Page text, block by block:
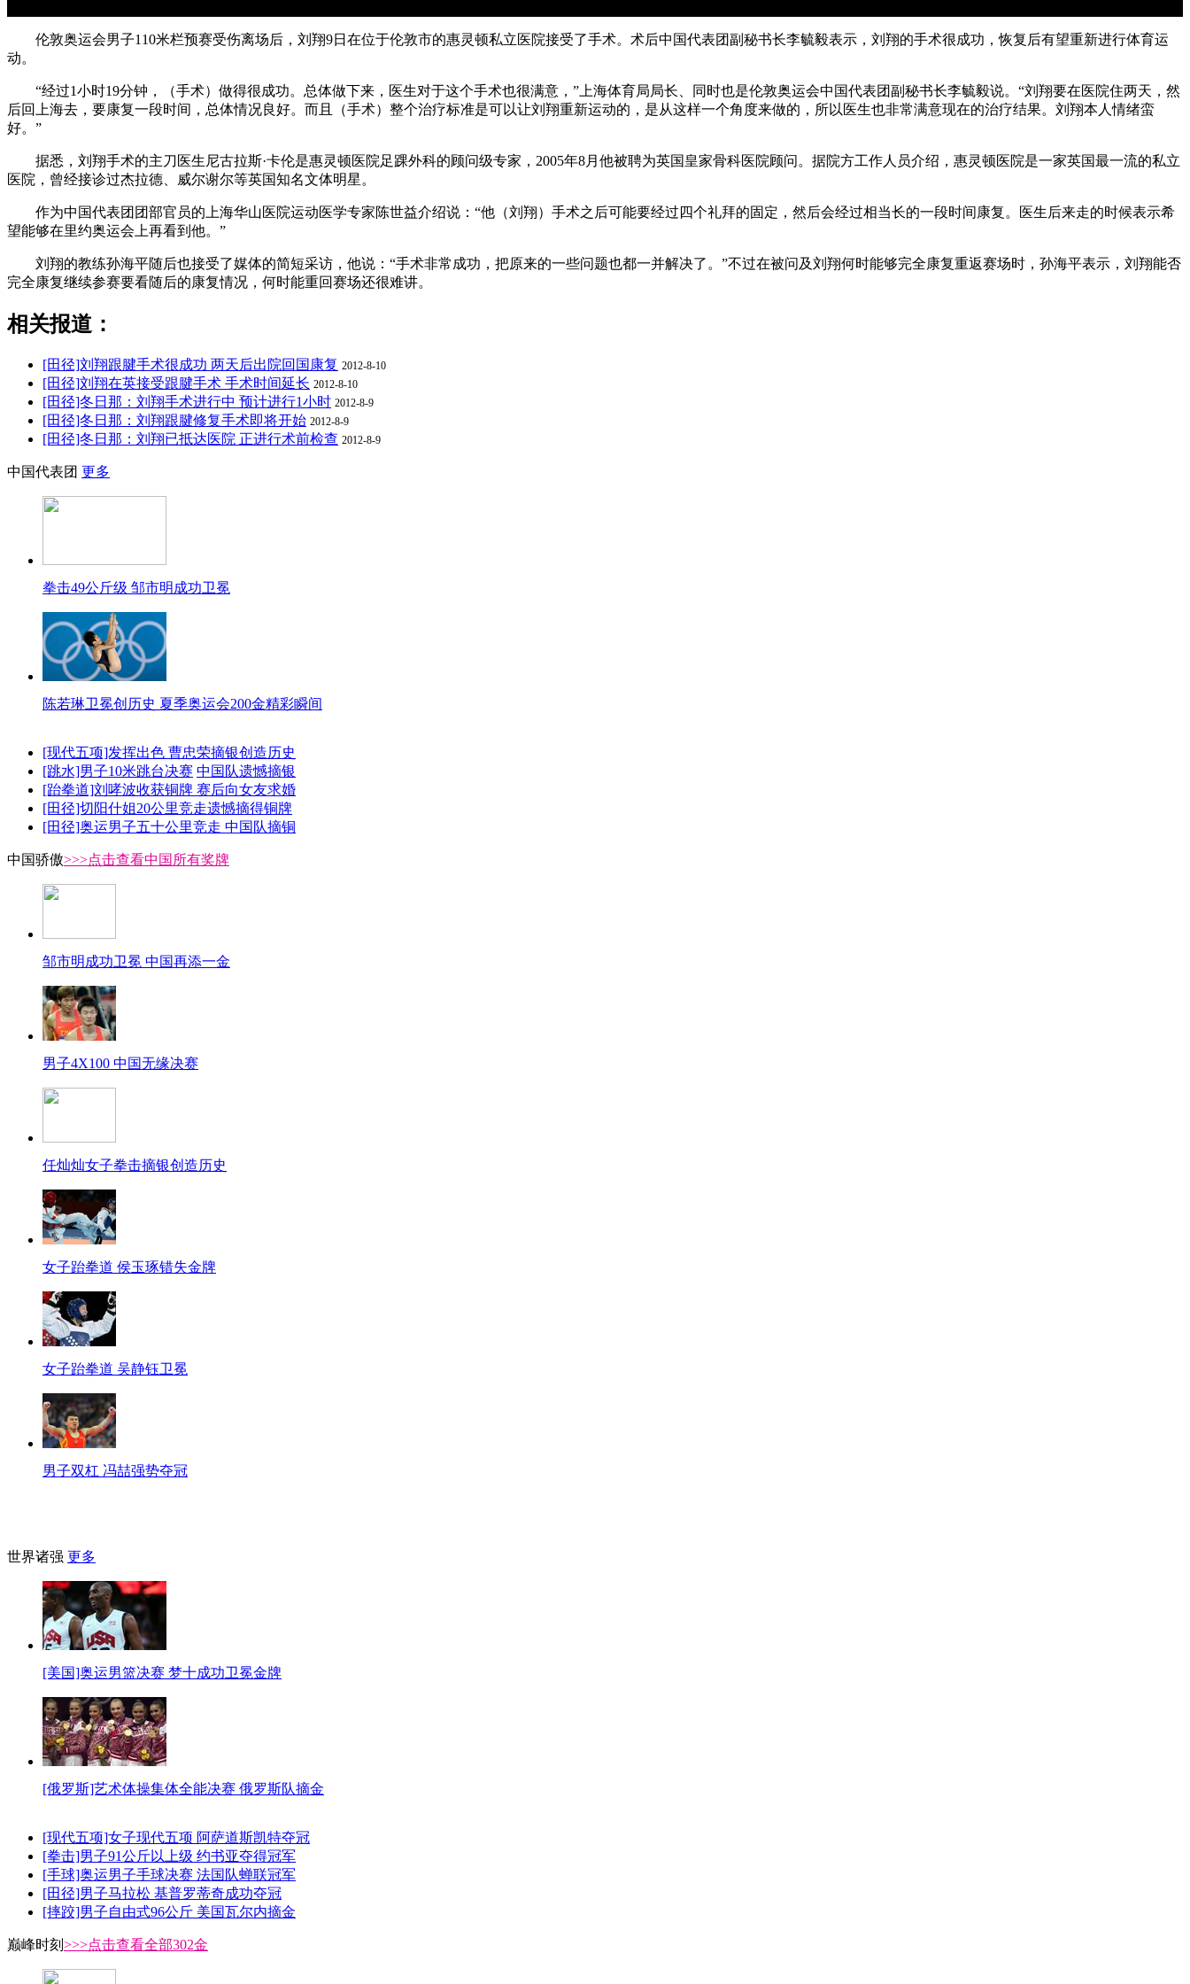
伦敦奥运会男子110米栏预赛受伤离场后，刘翔9日在位于伦敦市的惠灵顿私立医院接受了手术。术后中国代表团副秘书长李毓毅表示，刘翔的手术很成功，恢复后有望重新进行体育运
动。
“经过1小时19分钟，（手术）做得很成功。总体做下来，医生对于这个手术也很满意，”上海体育局局长、同时也是伦敦奥运会中国代表团副秘书长李毓毅说。“刘翔要在医院住两天，然
后回上海去，要康复一段时间，总体情况良好。而且（手术）整个治疗标准是可以让刘翔重新运动的，是从这样一个角度来做的，所以医生也非常满意现在的治疗结果。刘翔本人情绪蛮
好。”
据悉，刘翔手术的主刀医生尼古拉斯·卡伦是惠灵顿医院足踝外科的顾问级专家，2005年8月他被聘为英国皇家骨科医院顾问。据院方工作人员介绍，惠灵顿医院是一家英国最一流的私立
医院，曾经接诊过杰拉德、威尔谢尔等英国知名文体明星。
作为中国代表团团部官员的上海华山医院运动医学专家陈世益介绍说：“他（刘翔）手术之后可能要经过四个礼拜的固定，然后会经过相当长的一段时间康复。医生后来走的时候表示希
望能够在里约奥运会上再看到他。”
刘翔的教练孙海平随后也接受了媒体的简短采访，他说：“手术非常成功，把原来的一些问题也都一并解决了。”不过在被问及刘翔何时能够完全康复重返赛场时，孙海平表示，刘翔能否
完全康复继续参赛要看随后的康复情况，何时能重回赛场还很难讲。
相关报道：
[田径]刘翔跟腱手术很成功 两天后出院回国康复 2012-8-10
[田径]刘翔在英接受跟腱手术 手术时间延长 2012-8-10
[田径]冬日那：刘翔手术进行中 预计进行1小时 2012-8-9
[田径]冬日那：刘翔跟腱修复手术即将开始 2012-8-9
[田径]冬日那：刘翔已抵达医院 正进行术前检查 2012-8-9
中国代表团 更多
拳击49公斤级 邹市明成功卫冕
陈若琳卫冕创历史 夏季奥运会200金精彩瞬间
[现代五项]发挥出色 曹忠荣摘银创造历史
[跳水]男子10米跳台决赛 中国队遗憾摘银
[跆拳道]刘哮波收获铜牌 赛后向女友求婚
[田径]切阳什姐20公里竞走遗憾摘得铜牌
[田径]奥运男子五十公里竞走 中国队摘铜
中国骄傲>>>点击查看中国所有奖牌
邹市明成功卫冕 中国再添一金
男子4X100 中国无缘决赛
任灿灿女子拳击摘银创造历史
女子跆拳道 侯玉琢错失金牌
女子跆拳道 吴静钰卫冕
男子双杠 冯喆强势夺冠
世界诸强 更多
[美国]奥运男篮决赛 梦十成功卫冕金牌
[俄罗斯]艺术体操集体全能决赛 俄罗斯队摘金
[现代五项]女子现代五项 阿萨道斯凯特夺冠
[拳击]男子91公斤以上级 约书亚夺得冠军
[手球]奥运男子手球决赛 法国队蝉联冠军
[田径]男子马拉松 基普罗蒂奇成功夺冠
[摔跤]男子自由式96公斤 美国瓦尔内摘金
巅峰时刻 >>>点击查看全部302金